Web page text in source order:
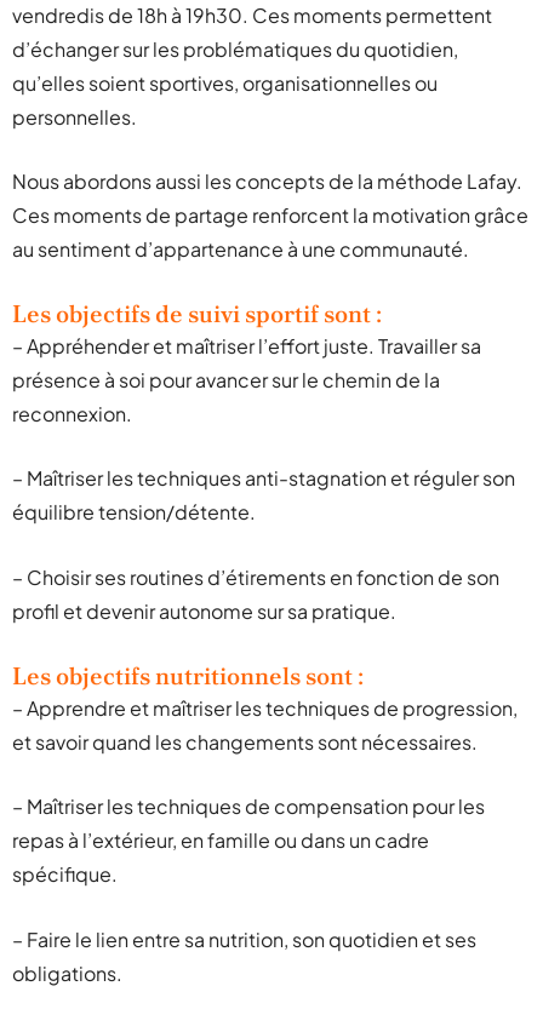
vendredis de 18h à 19h30. Ces moments permettent
d’échanger sur les problématiques du quotidien,
qu’elles soient sportives, organisationnelles ou
personnelles.
Nous abordons aussi les concepts de la méthode Lafay.
Ces moments de partage renforcent la motivation grâce
au sentiment d’appartenance à une communauté.
Les objectifs de suivi sportif sont :
– Appréhender et maîtriser l’effort juste. Travailler sa
présence à soi pour avancer sur le chemin de la
reconnexion.
– Maîtriser les techniques anti-stagnation et réguler son
équilibre tension/détente.
– Choisir ses routines d’étirements en fonction de son
profil et devenir autonome sur sa pratique.
Les objectifs nutritionnels sont :
– Apprendre et maîtriser les techniques de progression,
et savoir quand les changements sont nécessaires.
– Maîtriser les techniques de compensation pour les
repas à l’extérieur, en famille ou dans un cadre
spécifique.
– Faire le lien entre sa nutrition, son quotidien et ses
obligations.